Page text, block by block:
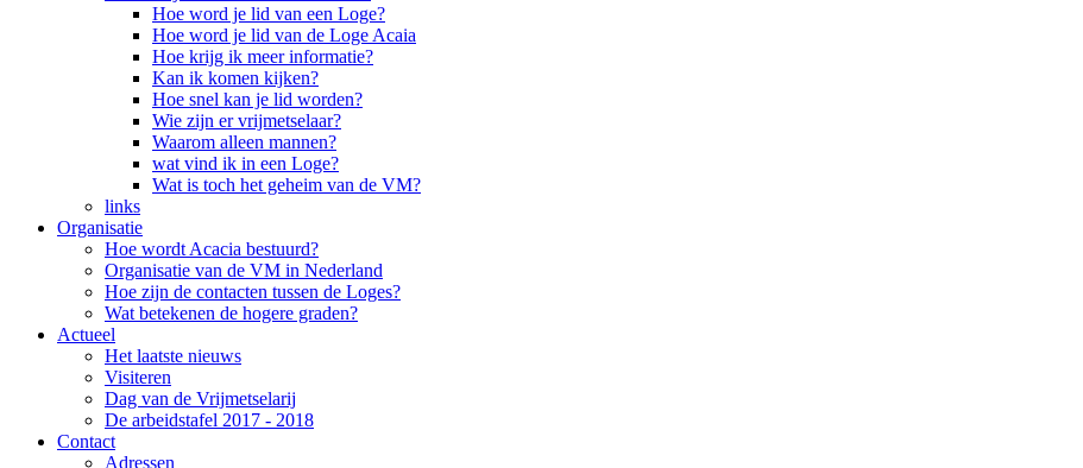
Hoe word je lid van een Loge?
Hoe word je lid van de Loge Acaia
Hoe krijg ik meer informatie?
Kan ik komen kijken?
Hoe snel kan je lid worden?
Wie zijn er vrijmetselaar?
Waarom alleen mannen?
wat vind ik in een Loge?
Wat is toch het geheim van de VM?
links
Organisatie
Hoe wordt Acacia bestuurd?
Organisatie van de VM in Nederland
Hoe zijn de contacten tussen de Loges?
Wat betekenen de hogere graden?
Actueel
Het laatste nieuws
Visiteren
Dag van de Vrijmetselarij
De arbeidstafel 2017 - 2018
Contact
Adressen